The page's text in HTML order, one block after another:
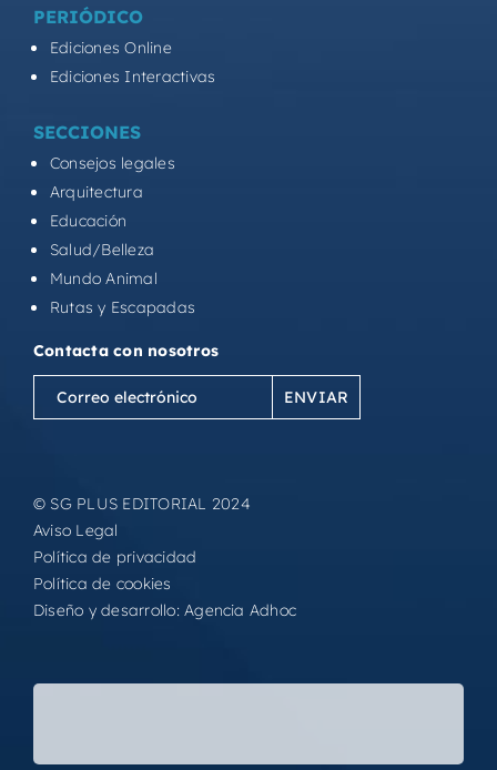
PERIÓDICO
Ediciones Online
Ediciones Interactivas
SECCIONES
Consejos legales
Arquitectura
Educación
Salud/Belleza
Mundo Animal
Rutas y Escapadas
Contacta con nosotros
Correo
electrónico
© SG PLUS EDITORIAL 2024
Aviso Legal
Política de privacidad
Política de cookies
Diseño y desarrollo:Agencia Adhoc